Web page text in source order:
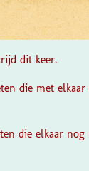
dit keer.
die met
die elkaar